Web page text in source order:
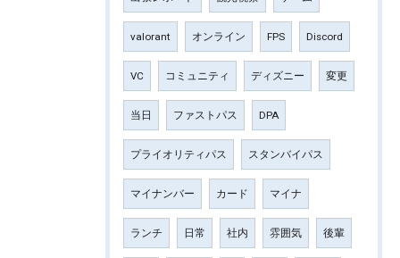
valorant オンライン FPS Discord
VC コミュニティ ディズニー 変更
当日 ファストパス DPA
プライオリティパス スタンバイパス
マイナンバー カード マイナ
ランチ 日常 社内 雰囲気 後輩